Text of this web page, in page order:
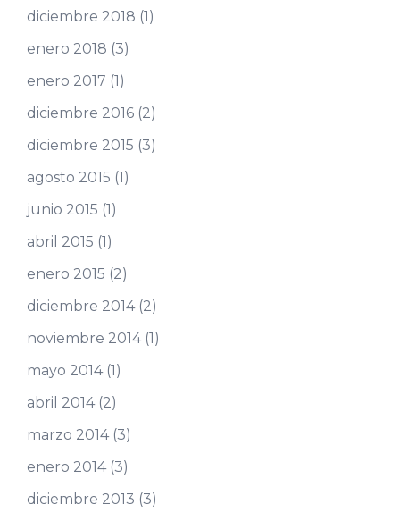
diciembre 2018 (1)
enero 2018 (3)
enero 2017 (1)
diciembre 2016 (2)
diciembre 2015 (3)
agosto 2015 (1)
junio 2015 (1)
abril 2015 (1)
enero 2015 (2)
diciembre 2014(2)
noviembre 2014(1)
mayo 2014(1)
abril 2014(2)
marzo 2014(3)
enero 2014(3)
diciembre 2013 (3)